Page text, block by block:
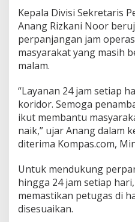
Kepala Divisi Sekretaris
Anang Rizkani Noor
perpanjangan jam
masyarakat yang masih
malam.
“Layanan 24 jam setiap
koridor. Semoga
ikut membantu
naik,” ujar Anang dalam
diterima Kompas.com,
Untuk mendukung
hingga 24 jam setiap
memastikan petugas di
disesuaikan.